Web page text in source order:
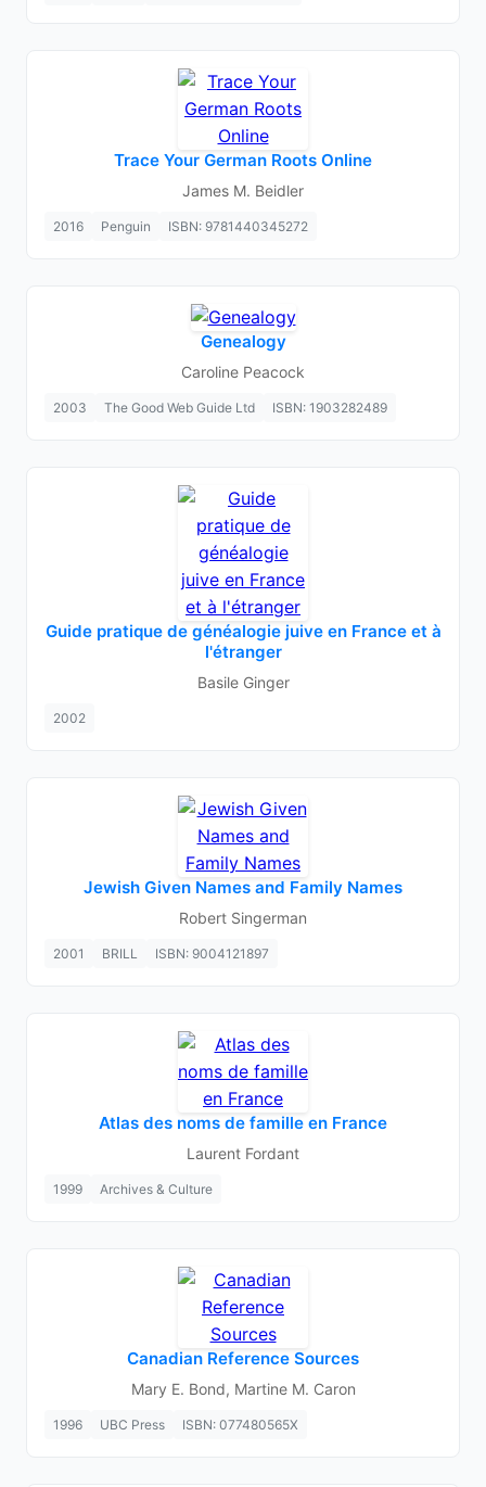
Trace Your German Roots Online
James M. Beidler
2016 Penguin ISBN: 9781440345272
Genealogy
Caroline Peacock
2003 The Good Web Guide Ltd ISBN: 1903282489
Guide pratique de généalogie juive en France et à
l'étranger
Basile Ginger
2002
Jewish Given Names and Family Names
Robert Singerman
2001 BRILL ISBN: 9004121897
Atlas des noms de famille en France
Laurent Fordant
1999 Archives & Culture
Canadian Reference Sources
Mary E. Bond, Martine M. Caron
1996 UBC Press ISBN: 077480565X